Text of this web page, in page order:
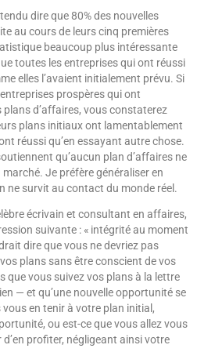
dire que 80% des nouvelles
au cours de leurs cinq premières
beaucoup plus intéressante
toutes les entreprises qui ont réussi
elles l’avaient initialement prévu. Si
prospères qui ont
plans d’affaires, vous constaterez
plans initiaux ont lamentablement
réussi qu’en essayant autre chose.
qu’aucun plan d’affaires ne
Je préfère généraliser en
ne survit au contact du monde réel.
écrivain et consultant en affaires,
suivante : « intégrité au moment
dire que vous ne devriez pas
plans sans être conscient de vos
que vous suivez vos plans à la lettre
— et qu’une nouvelle opportunité se
en tenir à votre plan initial,
ou est-ce que vous allez vous
profiter, négligeant ainsi votre